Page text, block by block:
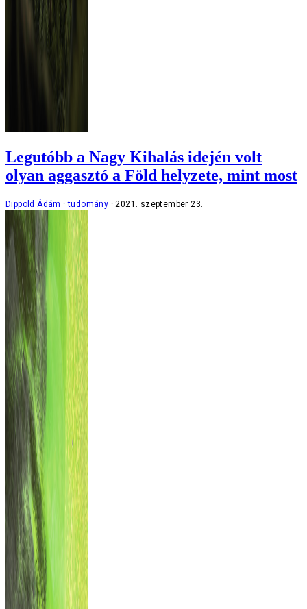
Legutóbb a Nagy Kihalás idején volt
olyan aggasztó a Föld helyzete, mint most
Dippold Ádám tudomány 2021. szeptember 23.